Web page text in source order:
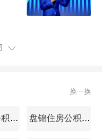
换一换
大理住房公积金查询 盘锦住房公积金查询